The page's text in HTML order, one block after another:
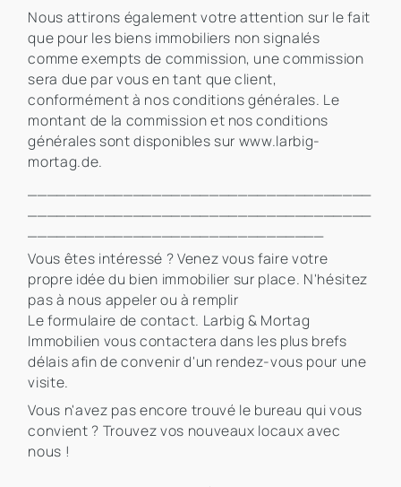
Nous attirons également votre attention sur le fait
que pour les biens immobiliers non signalés
comme exempts de commission, une commission
sera due par vous en tant que client,
conformément à nos conditions générales. Le
montant de la commission et nos conditions
générales sont disponibles sur www.larbig-
mortag.de.
Vous êtes intéressé ? Venez vous faire votre
propre idée du bien immobilier sur place. N'hésitez
pas à nous appeler ou à remplir
Le formulaire de contact. Larbig & Mortag
Immobilien vous contactera dans les plus brefs
délais afin de convenir d'un rendez-vous pour une
visite.
Vous n'avez pas encore trouvé le bureau qui vous
convient ? Trouvez vos nouveaux locaux avec
nous !